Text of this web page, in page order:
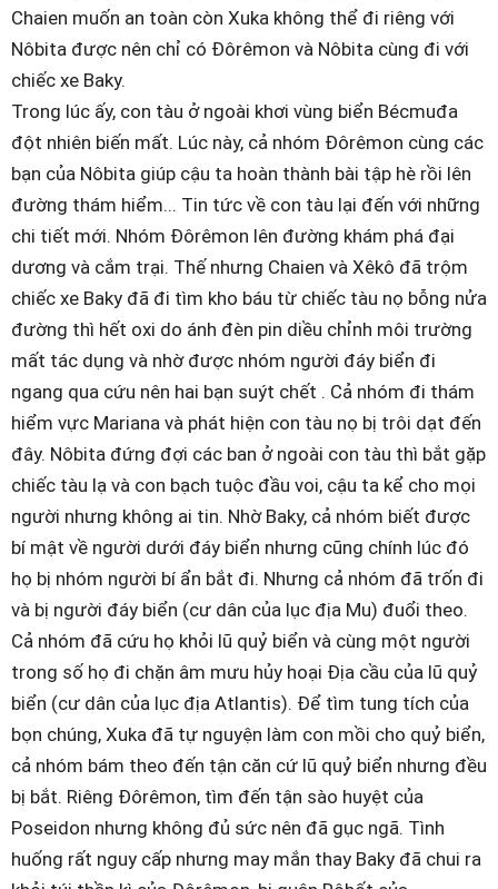
Chaien muốn an toàn còn Xuka không thể đi riêng với
Nôbita được nên chỉ có Đôrêmon và Nôbita cùng đi với
chiếc xe Baky.
Trong lúc ấy, con tàu ở ngoài khơi vùng biển Bécmuđa
đột nhiên biến mất. Lúc này, cả nhóm Đôrêmon cùng các
bạn của Nôbita giúp cậu ta hoàn thành bài tập hè rồi lên
đường thám hiểm... Tin tức về con tàu lại đến với những
chi tiết mới. Nhóm Đôrêmon lên đường khám phá đại
dương và cắm trại. Thế nhưng Chaien và Xêkô đã trộm
chiếc xe Baky đã đi tìm kho báu từ chiếc tàu nọ bỗng nửa
đường thì hết oxi do ánh đèn pin diều chỉnh môi trường
mất tác dụng và nhờ được nhóm người đáy biển đi
ngang qua cứu nên hai bạn suýt chết . Cả nhóm đi thám
hiểm vực Mariana và phát hiện con tàu nọ bị trôi dạt đến
đây. Nôbita đứng đợi các ban ở ngoài con tàu thì bắt gặp
chiếc tàu lạ và con bạch tuộc đầu voi, cậu ta kể cho mọi
người nhưng không ai tin. Nhờ Baky, cả nhóm biết được
bí mật về người dưới đáy biển nhưng cũng chính lúc đó
họ bị nhóm người bí ẩn bắt đi. Nhưng cả nhóm đã trốn đi
và bị người đáy biển (cư dân của lục địa Mu) đuổi theo.
Cả nhóm đã cứu họ khỏi lũ quỷ biển và cùng một người
trong số họ đi chặn âm mưu hủy hoại Địa cầu của lũ quỷ
biển (cư dân của lục địa Atlantis). Để tìm tung tích của
bọn chúng, Xuka đã tự nguyện làm con mồi cho quỷ biển,
cả nhóm bám theo đến tận căn cứ lũ quỷ biển nhưng đều
bị bắt. Riêng Đôrêmon, tìm đến tận sào huyệt của
Poseidon nhưng không đủ sức nên đã gục ngã. Tình
huống rất nguy cấp nhưng may mắn thay Baky đã chui ra